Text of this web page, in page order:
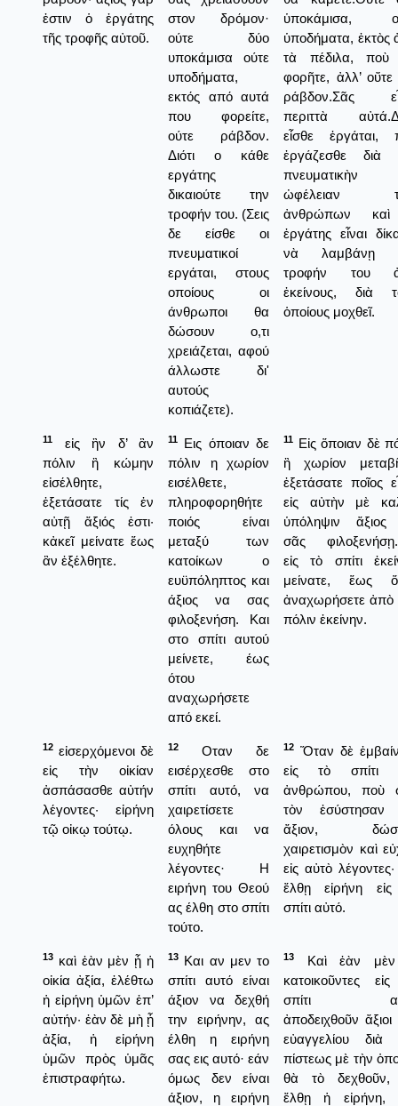
ἐστιν ὁ ἐργάτης
τῆς τροφῆς αὐτοῦ.
στον δρόμον·
ούτε δύο
υποκάμισα ούτε
υποδήματα,
εκτός από αυτά
που φορείτε,
ούτε ράβδον.
Διότι ο κάθε
εργάτης
δικαιούτε την
τροφήν του. (Σεις
δε είσθε οι
πνευματικοί
εργάται, στους
οποίους οι
άνθρωποι θα
δώσουν ο,τι
χρειάζεται, αφού
άλλωστε δι'
αυτούς
κοπιάζετε).
ὑποκάμισα,
ὑποδήματα, ἐκτὸς
τὰ πέδιλα, ποὺ
φορῆτε, ἀλλ’ οὔτε
ράβδον.Σᾶς
περιττὰ
εἶσθε ἐργάται,
ἐργάζεσθε διὰ
πνευματικὴν
ὠφέλειαν
ἀνθρώπων
ἐργάτης εἶναι
νὰ λαμβάνῃ
τροφήν του
ἐκείνους, διὰ
ὁποίους μοχθεῖ.
11
εἰς ἣν δ’ ἂν
πόλιν ἢ κώμην
εἰσέλθητε,
ἐξετάσατε τίς ἐν
αὐτῇ ἄξιός ἐστι·
κἀκεῖ μείνατε ἕως
ἂν ἐξέλθητε.
11
Εις όποιαν δε
πόλιν η χωρίον
εισέλθετε,
πληροφορηθήτε
ποιός είναι
μεταξύ των
κατοίκων ο
ευϋπόληπτος και
άξιος να σας
φιλοξενήση. Και
στο σπίτι αυτού
μείνετε, έως
ότου
αναχωρήσετε
από εκεί.
11 Εἰς ὅποιαν δὲ
ἢ χωρίον
ἐξετάσατε ποῖος
εἰς αὐτὴν μὲ
ὑπόληψιν
σᾶς
εἰς τὸ σπίτι
μείνατε, ἕως
ἀναχωρήσετε ἀπὸ
πόλιν ἐκείνην.
12 εἰσερχόμενοι δὲ
εἰς τὴν οἰκίαν
ἀσπάσασθε αὐτήν
λέγοντες· εἰρήνη
τῷ οἰκῳ τούτῳ.
12
Οταν δε
εισέρχεσθε στο
σπίτι αυτό, να
χαιρετίσετε
όλους και να
ευχηθήτε
λέγοντες· Η
ειρήνη του Θεού
ας έλθη στο σπίτι
τούτο.
12 Ὅταν δὲ
εἰς τὸ σπίτι
ἀνθρώπου, ποὺ
τὸν ἐσύστησαν
ἄξιον,
χαιρετισμὸν καὶ
εἰς αὐτὸ
ἔλθῃ εἰρήνη
σπίτι αὐτό.
13 καὶ ἐὰν μὲν ᾖ ἡ
οἰκία ἀξία, ἐλέθτω
ἡ εἰρήνη ὑμῶν ἐπ’
αὐτήν· ἐὰν δὲ μὴ ᾖ
ἀξία, ἡ εἰρήνη
ὑμῶν πρὸς ὑμᾶς
ἐπιστραφήτω.
13 Και αν μεν το
σπίτι αυτό είναι
άξιον να δεχθή
την ειρήνην, ας
έλθη η ειρήνη
σας εις αυτό· εάν
όμως δεν είναι
άξιον, η ειρήνη
13
Καὶ ἐὰν μὲν
κατοικοῦντες
σπίτι
ἀποδειχθοῦν ἄξιοι
εὐαγγελίου διὰ
πίστεως μὲ τὴν
θὰ τὸ δεχθοῦν,
ἔλθῃ ἡ εἰρήνη,